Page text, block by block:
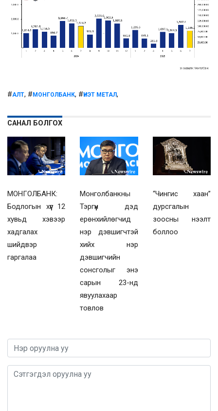
#АЛТ, #МОНГОЛБАНК, #ҮНЭТ МЕТАЛ,
САНАЛ БОЛГОХ
МОНГОЛБАНК:
Бодлогын хүүг 12
хувьд хэвээр
хадгалах
шийдвэр
гаргалаа
Монголбанкны
Тэргүүн дэд
ерөнхийлөгчид
нэр дэвшигчтэй
хийх нэр
дэвшигчийн
сонсголыг энэ
сарын 23-нд
явуулахаар
товлов
“Чингис хаан”
дурсгалын
зоосны нээлт
боллоо